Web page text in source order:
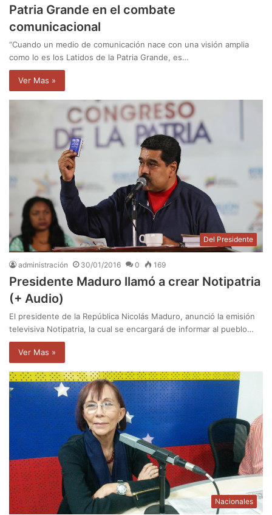
Patria Grande en el combate
comunicacional
“Cuando un medio de comunicación nace con una visión amplia
como lo es los Latidos de la Patria Grande, es…
Ver Mas »
Del Presidente
administración 30/01/2016 0 169
Presidente Maduro llamó a crear Notipatria
(+ Audio)
El presidente de la República Nicolás Maduro, anunció la emisión
televisiva Notipatria, la cual se encargará de informar al pueblo…
Ver Mas »
Nacionales